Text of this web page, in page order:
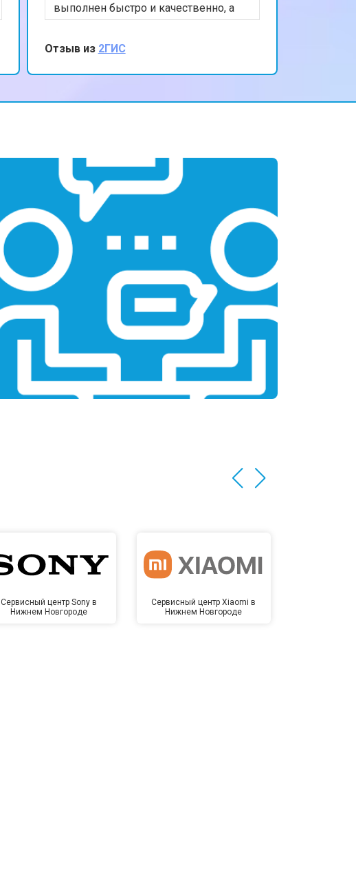
выполнен быстро и качественно, а
персонал был очень вежлив и
отзывчив. Спасибо за вашу помощь и
внимание к клиентам!
Отзыв из 2ГИС
Сервисный центр Sony в
Нижнем Новгороде
Сервисный центр Xiaomi в
Нижнем Новгороде